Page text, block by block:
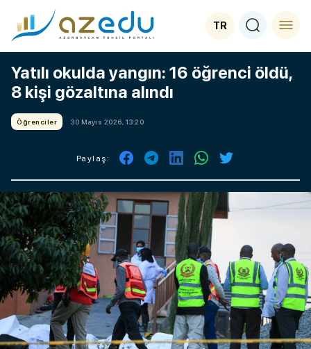
TR
Yatılı okulda yangın: 16 öğrenci öldü,
8 kişi gözaltına alındı
Öğrenciler 30 Mayıs 2026, 13:20
Paylaş: